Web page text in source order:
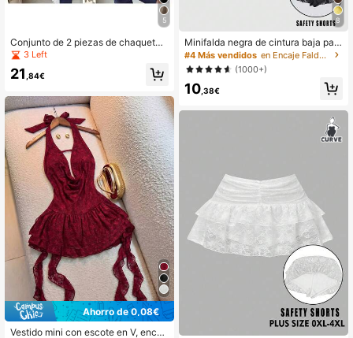
5
Conjunto de 2 piezas de chaqueta
de blazer de solapa delgada y pant
er, elegante para primavera
3 Left
21 ,84€
Ahorro de 0,08€
Vestido mini con escote en V, encaj
8
Minifalda negra de cintura baja par
a mujer con encaje, volantes, capas
y plisados, estilo lindo tipo pastel, c
asual de verano, estética coquette,
ideal para fiestas y compras
#4 Más vendidos
en Encaje Faldas De Mujer
(1000+)
10 ,38€